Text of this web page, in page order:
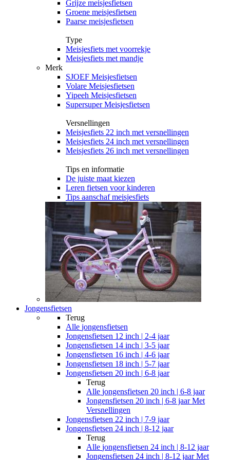
Grijze meisjesfietsen
Groene meisjesfietsen
Paarse meisjesfietsen
Type
Meisjesfiets met voorrekje
Meisjesfiets met mandje
Merk
SJOEF Meisjesfietsen
Volare Meisjesfietsen
Yipeeh Meisjesfietsen
Supersuper Meisjesfietsen
Versnellingen
Meisjesfiets 22 inch met versnellingen
Meisjesfiets 24 inch met versnellingen
Meisjesfiets 26 inch met versnellingen
Tips en informatie
De juiste maat kiezen
Leren fietsen voor kinderen
Tips aanschaf meisjesfiets
Jongensfietsen
Terug
Alle jongensfietsen
Jongensfietsen 12 inch | 2-4 jaar
Jongensfietsen 14 inch | 3-5 jaar
Jongensfietsen 16 inch | 4-6 jaar
Jongensfietsen 18 inch | 5-7 jaar
Jongensfietsen 20 inch | 6-8 jaar
Terug
Alle jongensfietsen 20 inch | 6-8 jaar
Jongensfietsen 20 inch | 6-8 jaar Met
Versnellingen
Jongensfietsen 22 inch | 7-9 jaar
Jongensfietsen 24 inch | 8-12 jaar
Terug
Alle jongensfietsen 24 inch | 8-12 jaar
Jongensfietsen 24 inch | 8-12 jaar Met